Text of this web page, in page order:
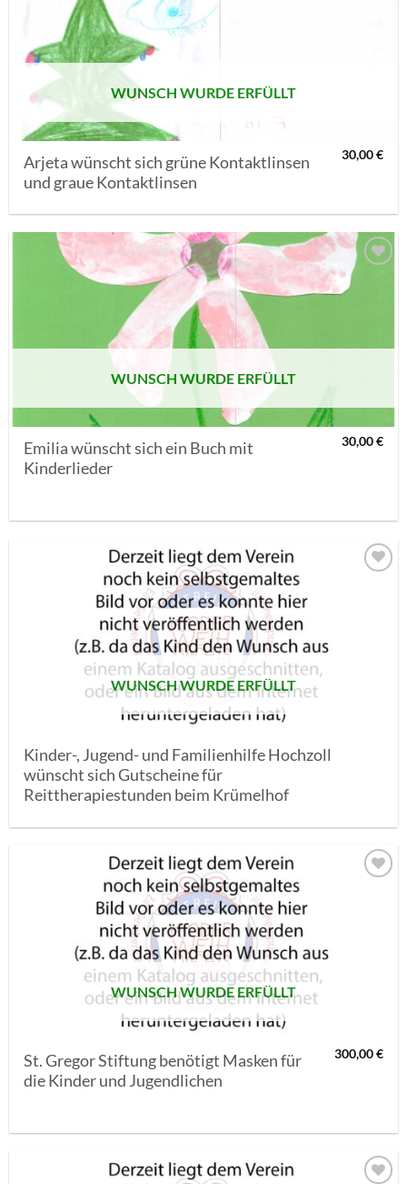
WUNSCH WURDE ERFÜLLT
Arjeta wünscht sich grüne Kontaktlinsen
und graue Kontaktlinsen
30,00€
AUF MEINE
MERKLISTE
WUNSCH WURDE ERFÜLLT
Emilia wünscht sich ein Buch mit
Kinderlieder
30,00€
WUNSCH WURDE ERFÜLLT
Kinder-, Jugend- und Familienhilfe Hochzoll
wünscht sich Gutscheine für
Reittherapiestunden beim Krümelhof
WUNSCH WURDE ERFÜLLT
St. Gregor Stiftung benötigt Masken für
die Kinder und Jugendlichen
300,00€